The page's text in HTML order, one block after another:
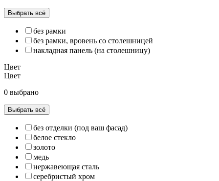
Выбрать всё
без рамки
без рамки, вровень со столешницей
накладная панель (на столешницу)
Цвет
Цвет
0 выбрано
Выбрать всё
без отделки (под ваш фасад)
белое стекло
золото
медь
нержавеющая сталь
серебристый хром